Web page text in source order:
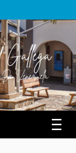
Venezuela